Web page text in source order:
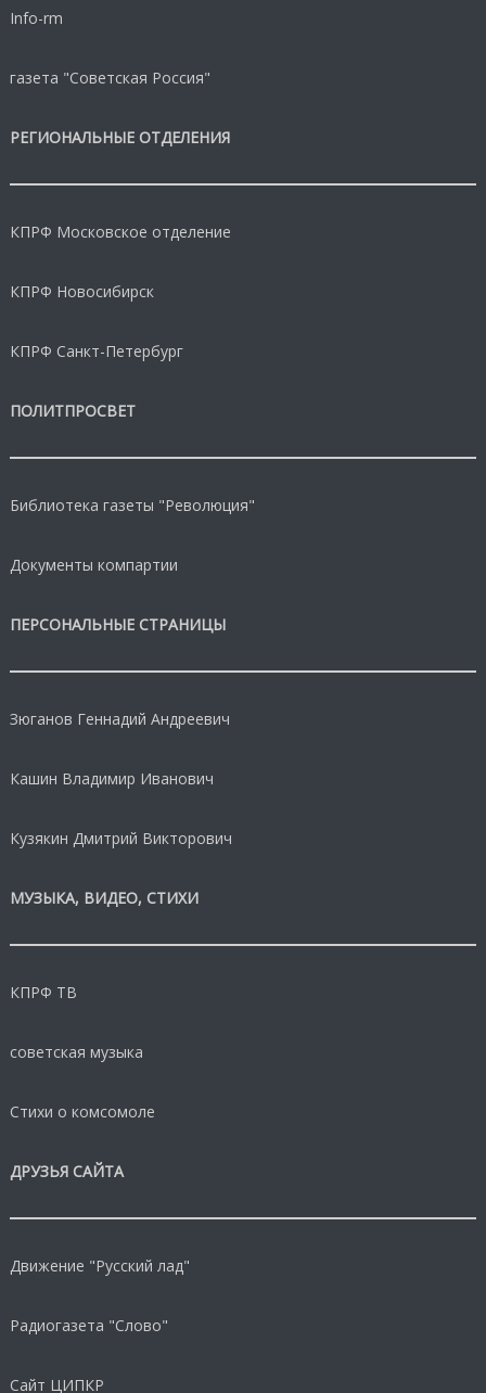
Info-rm
газета "Советская Россия"
РЕГИОНАЛЬНЫЕ ОТДЕЛЕНИЯ
КПРФ Московское отделение
КПРФ Новосибирск
КПРФ Санкт-Петербург
ПОЛИТПРОСВЕТ
Библиотека газеты "Революция"
Документы компартии
ПЕРСОНАЛЬНЫЕ СТРАНИЦЫ
Зюганов Геннадий Андреевич
Кашин Владимир Иванович
Кузякин Дмитрий Викторович
МУЗЫКА, ВИДЕО, СТИХИ
КПРФ ТВ
советская музыка
Стихи о комсомоле
ДРУЗЬЯ САЙТА
Движение "Русский лад"
Радиогазета "Слово"
Сайт ЦИПКР